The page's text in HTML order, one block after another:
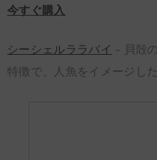
今すぐ購入
シーシェルララバイ – 貝殻
特徴で、人魚をイメージし